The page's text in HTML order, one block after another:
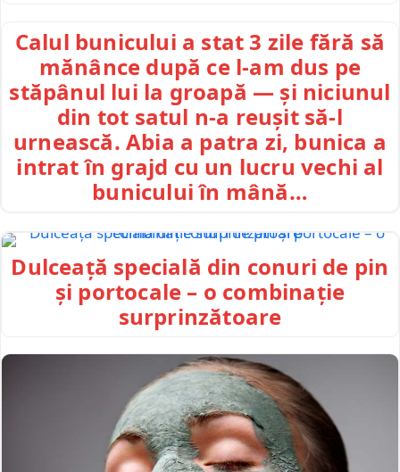
Calul bunicului a stat 3 zile fără să
mănânce după ce l-am dus pe
stăpânul lui la groapă — și niciunul
din tot satul n-a reușit să-l
urnească. Abia a patra zi, bunica a
intrat în grajd cu un lucru vechi al
bunicului în mână…
Dulceață specială din conuri de pin
și portocale – o combinație
surprinzătoare